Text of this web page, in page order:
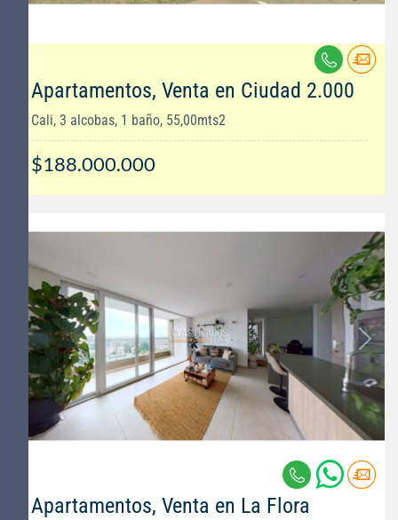
Apartamentos, Venta en Ciudad 2.000
Cali, 3 alcobas, 1 baño, 55,00mts2
$188.000.000
Apartamentos, Venta en La Flora